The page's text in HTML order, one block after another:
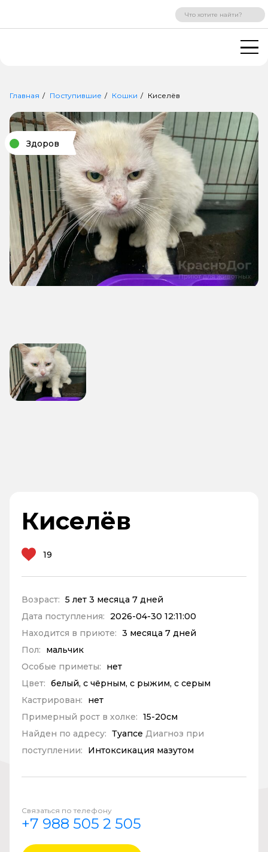
ВХОД РЕГИСТРАЦИЯ
Главная Поступившие Кошки Киселёв
Здоров
Киселёв
19
Возраст: 5 лет 3 месяца 7 дней
Дата поступления:
2026-04-30 12:11:00
Находится в приюте: 3 месяца 7 дней
Пол:
мальчик
Особые приметы:
нет
Цвет: белый, с чёрным, с рыжим, с серым
Кастрирован:
нет
Примерный рост в холке: 15-20см
Найден по адресу: Туапсе Диагноз при
поступлении:
Интоксикация мазутом
Связаться по телефону
+7 988 505 2 505